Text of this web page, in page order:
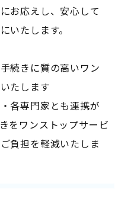
お応えし、安心して
いたします。
続きに質の高いワン
たします
各専門家とも連携が
をワンストップサービ
負担を軽減いたしま